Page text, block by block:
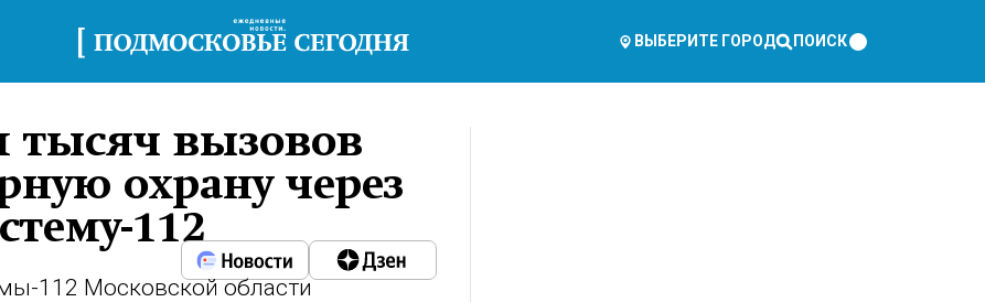
ВЫБЕРИТЕ ГОРОД ПОИСК
тысяч вызовов
охрану через
112
112 Московской области